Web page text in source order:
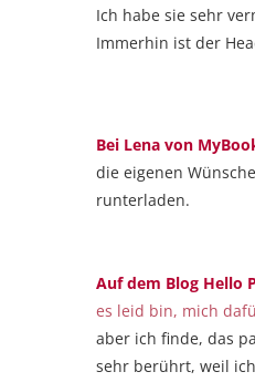
Ich habe sie sehr
Immerhin ist der
Bei Lena von
die eigenen
runterladen.
Auf dem Blog Hello
es leid bin, mich
aber ich finde, das
sehr berührt, weil